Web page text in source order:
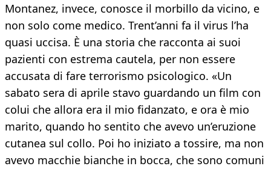
Montanez, invece, conosce il morbillo da vicino, e
non solo come medico. Trent’anni fa il virus l’ha
quasi uccisa. È una storia che racconta ai suoi
pazienti con estrema cautela, per non essere
accusata di fare terrorismo psicologico. «Un
sabato sera di aprile stavo guardando un film con
colui che allora era il mio fidanzato, e ora è mio
marito, quando ho sentito che avevo un’eruzione
cutanea sul collo. Poi ho iniziato a tossire, ma non
avevo macchie bianche in bocca, che sono comuni